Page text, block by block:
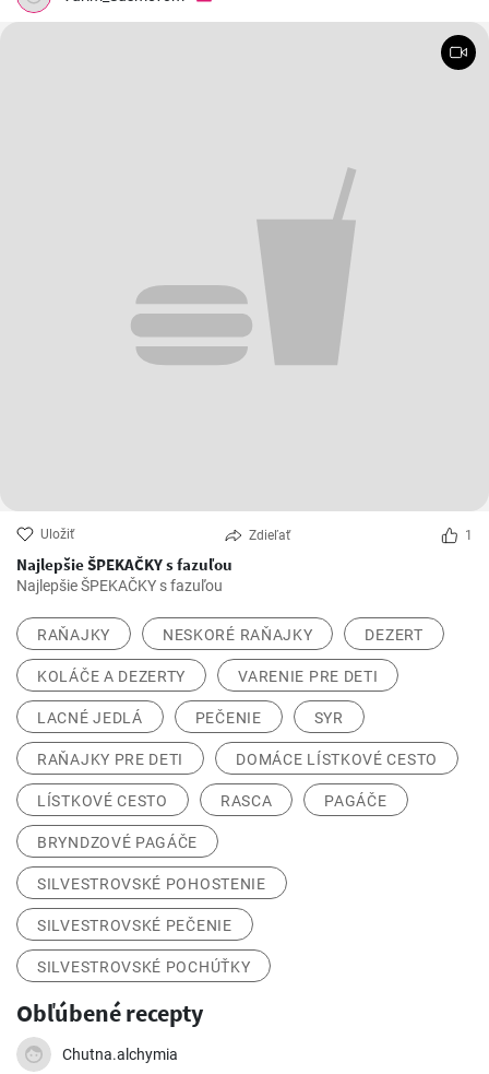
Uložiť Zdieľať 1
Najlepšie ŠPEKAČKY s fazuľou
Najlepšie ŠPEKAČKY s fazuľou
RAŇAJKY NESKORÉ RAŇAJKY DEZERT
KOLÁČE A DEZERTY VARENIE PRE DETI
LACNÉ JEDLÁ PEČENIE SYR
RAŇAJKY PRE DETI DOMÁCE LÍSTKOVÉ CESTO
LÍSTKOVÉ CESTO RASCA PAGÁČE
BRYNDZOVÉ PAGÁČE
SILVESTROVSKÉ POHOSTENIE
SILVESTROVSKÉ PEČENIE
SILVESTROVSKÉ POCHÚŤKY
Obľúbené recepty
Chutna.alchymia